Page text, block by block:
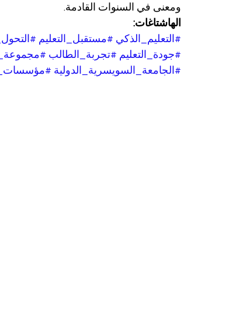
ومعنى في السنوات القادمة.
الهاشتاغات:
#التعليم_الذكي #مستقبل_التعليم
#جودة_التعليم #تجربة_الطالب
#الجامعة_السويسرية_الدولية